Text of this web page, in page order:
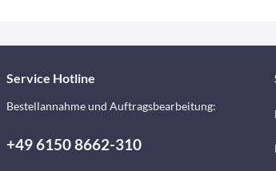
Service Hotline
Bestellannahme und Auftragsbearbeitung:
+49 6150 8662-310